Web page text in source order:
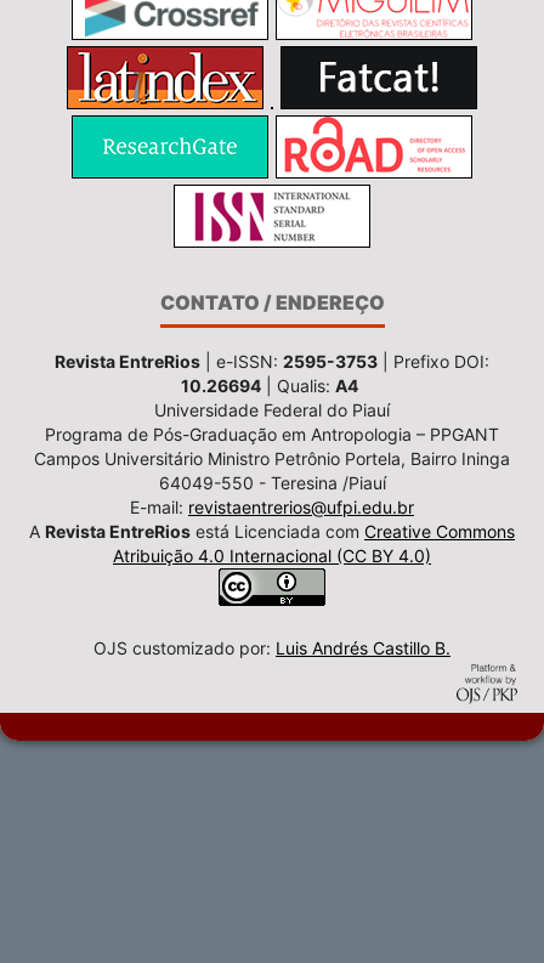
CONTATO / ENDEREÇO
Revista EntreRios | e-ISSN: 2595-3753 | Prefixo DOI:
10.26694 | Qualis: A4
Universidade Federal do Piauí
Programa de Pós-Graduação em Antropologia – PPGANT
Campos Universitário Ministro Petrônio Portela, Bairro Ininga
64049-550 - Teresina /Piauí
E-mail: revistaentrerios@ufpi.edu.br
A Revista EntreRios está Licenciada com Creative Commons
Atribuição 4.0 Internacional (CC BY 4.0)
OJS customizado por: Luis Andrés Castillo B.